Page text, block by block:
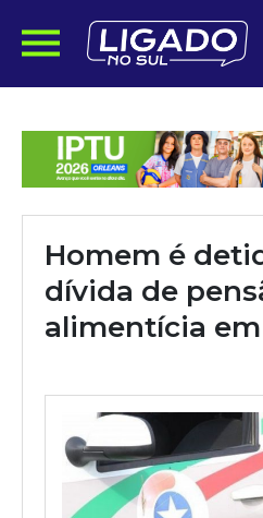
Homem é
dívida de
alimentícia